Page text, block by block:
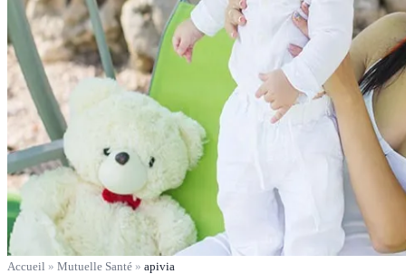
Accueil » Mutuelle Santé » apivia